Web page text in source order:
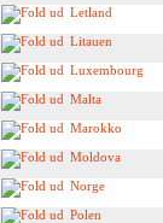
Letland
Litauen
Luxembourg
Malta
Marokko
Moldova
Norge
Polen